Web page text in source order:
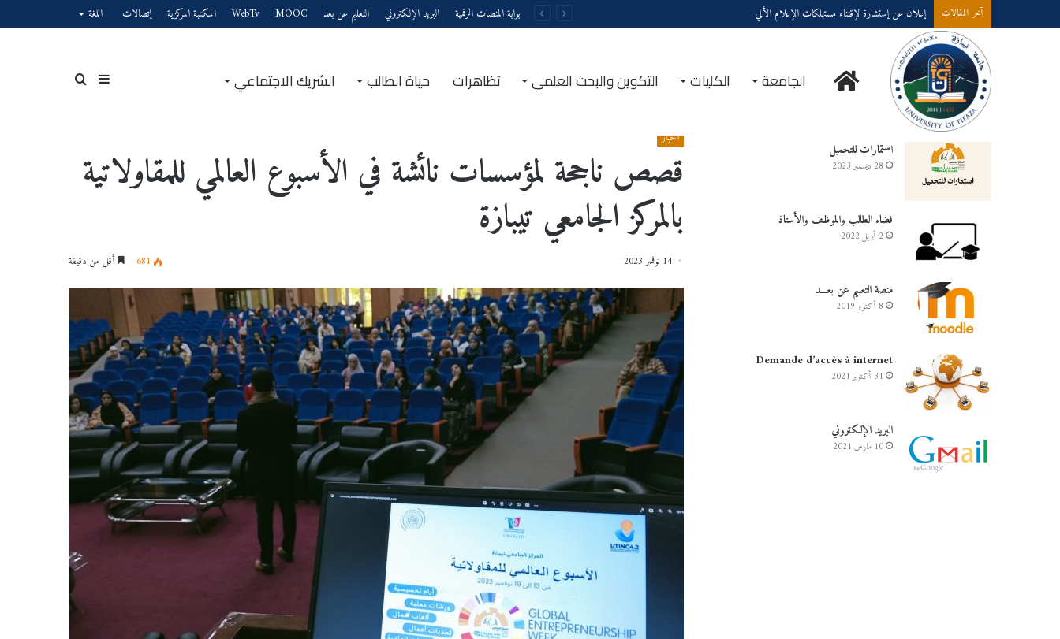
آخر المقالات إعلان عن إستشارة لإقتناء عتاد ولوازم الإعلام الألي بوابة المنصات الرقمية البريد الإلكتروني التعليم عن بعد MOOC
WebTv المكتبة المركزية إتصالات اللغة
الرئيسيةالجامعة الكليات التكوين والبحث العلمي تظاهرات حياة الطالب الشريك الاجتماعي بحثإضافة
عمود
أخبار
قصص ناجحة لمؤسسات نائشة في الأسبوع العالمي للمقاولاتية
بالمركز الجامعي تيبازة
14 نوفمبر 2023 681 أقل من دقيقة
خدمــــات على الخـط
استمارات للتحميل
28 ديسمبر 2023
فضاء الطالب والموظف والأستاذ
2 أبريل 2022
منصة التعليم عن بعـــد
8 أكتوبر 2019
Demande d’accès à internet
31 أكتوبر 2021
البريد الإلكتروني
10 مارس 2021